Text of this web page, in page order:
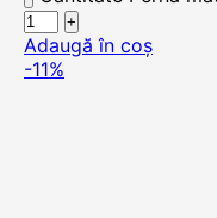
Adaugă în coș
-11%